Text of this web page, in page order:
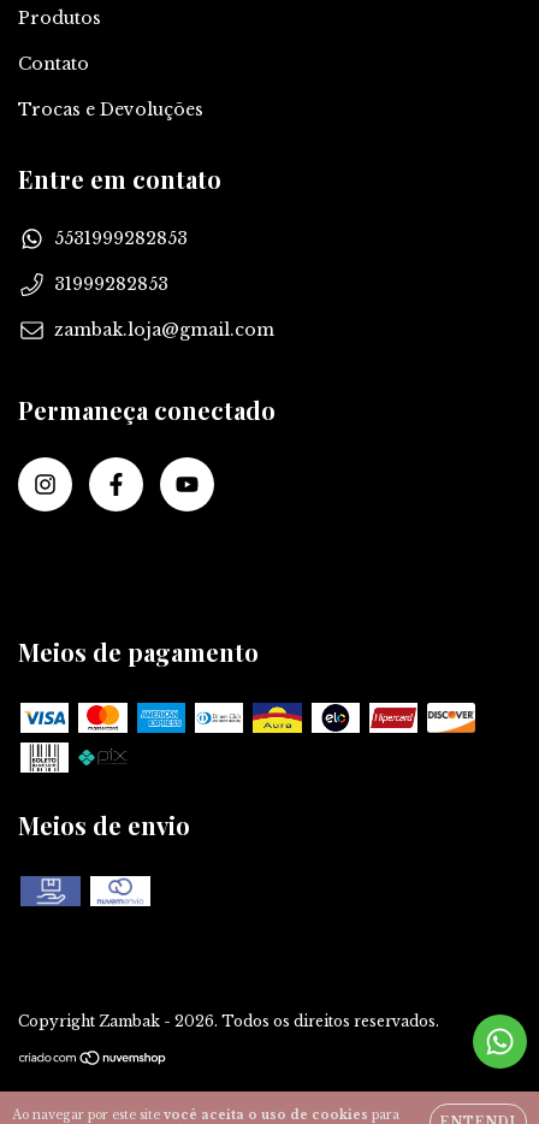
Ao navegar por este site você aceita o uso de cookies para
Produtos
Contato
Trocas e Devoluções
Entre em contato
5531999282853
31999282853
zambak.loja@gmail.com
Permaneça conectado
Meios de pagamento
Meios de envio
Copyright Zambak - 2026. Todos os direitos reservados.